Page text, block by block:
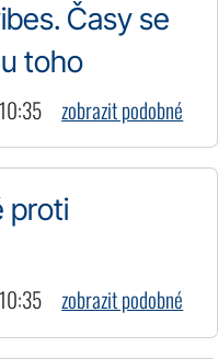
Časy se
toho
zobrazit podobné
proti
zobrazit podobné